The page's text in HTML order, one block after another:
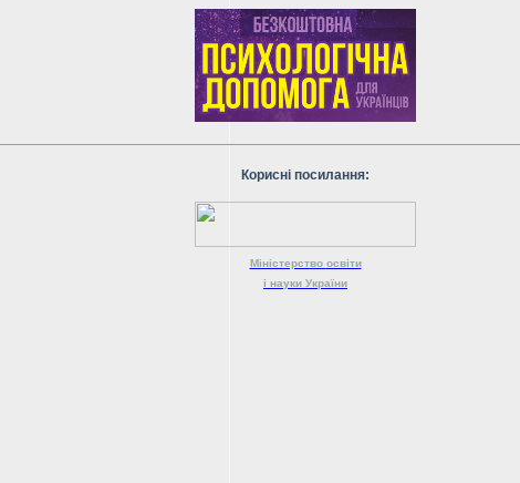
Корисні посилання:
Міністерство освіти
і науки України